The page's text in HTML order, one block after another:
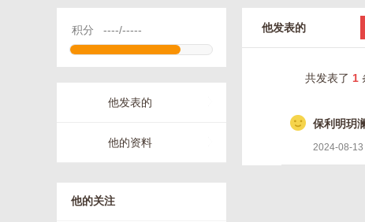
积分 ----/-----
他发表的
他的资料
他的关注
他发表的
共发表了 1
保利明玥
2024-08-